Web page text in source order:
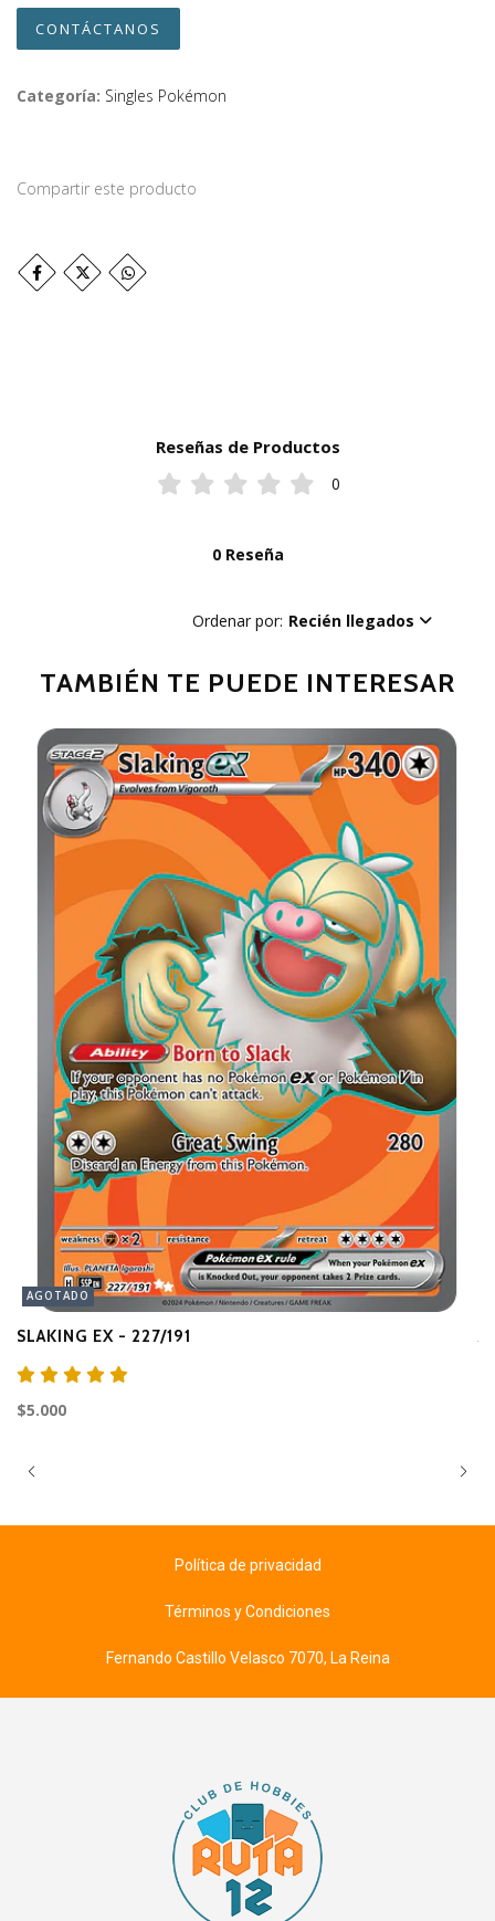
CONTÁCTANOS
Categoría: Singles Pokémon
Compartir este producto
Reseñas de Productos
0
0 Reseña
Ordenar por: Recién llegados
TAMBIÉN TE PUEDE INTERESAR
AGOTADO
SLAKING EX - 227/191
$5.000
Política de privacidad
Términos y Condiciones
Fernando Castillo Velasco 7070, La Reina